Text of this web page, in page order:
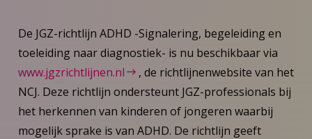
De JGZ-richtlijn ADHD -Signalering, begeleiding en
toeleiding naar diagnostiek- is nu beschikbaar via
www.jgzrichtlijnen.nl
, de richtlijnenwebsite van het
NCJ. Deze richtlijn ondersteunt JGZ-professionals bij
het herkennen van kinderen of jongeren waarbij
mogelijk sprake is van ADHD. De richtlijn geeft